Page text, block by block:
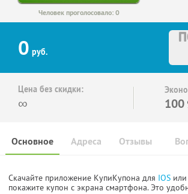
Человек проголосовало: 0
0 руб.
Цена без скидки:
∞ 100
Основное Отзывы
Адреса
Скачайте приложение КупиКупона для IOS или
покажите купон с экрана смартфона. Это